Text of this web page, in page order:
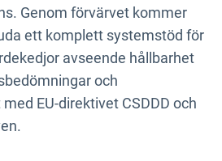
Genom förvärvet kommer
ett komplett systemstöd för
avseende hållbarhet
och
EU-direktivet CSDDD och